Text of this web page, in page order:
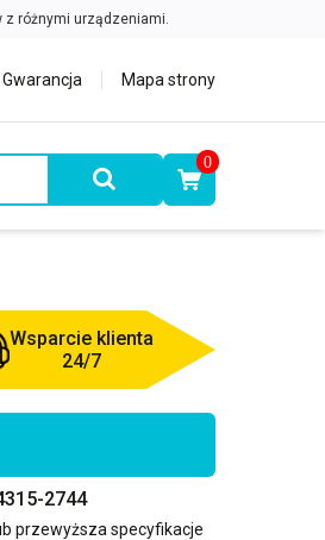
Gwarancja Mapa strony
0
Wsparcie klienta
24/7
2744
przewyższa specyfikacje